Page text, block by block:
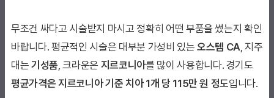
무조건 싸다고 시술받지 마시고 정확히 어떤 부품을 썼는지 확인
바랍니다. 평균적인 시술은 대부분 가성비 있는오스템 CA , 지주
대는 기성품 , 크라운은 지르코니아를 많이 사용합니다. 경기도
평균가격은 지르코니아 기준 치아 1개 당 115만 원 정도입니다.